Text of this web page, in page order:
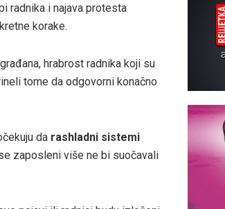
radnika i najava protesta
korake.
hrabrost radnika koji su
tome da odgovorni konačno
da rashladni sistemi
zaposleni više ne bi suočavali